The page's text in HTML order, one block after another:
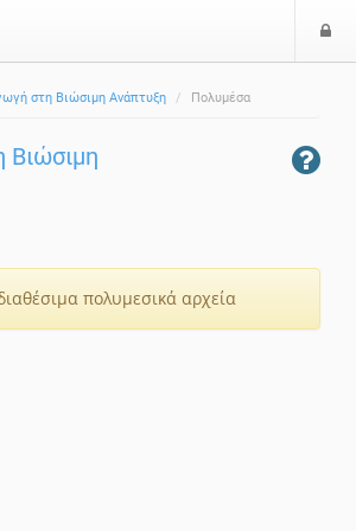
στη Βιώσιμη Ανάπτυξη Πολυμέσα
Βιώσιμη
πολυμεσικά αρχεία